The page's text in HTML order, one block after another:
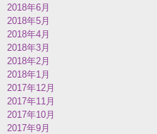
2018年6月
2018年5月
2018年4月
2018年3月
2018年2月
2018年1月
2017年12月
2017年11月
2017年10月
2017年9月